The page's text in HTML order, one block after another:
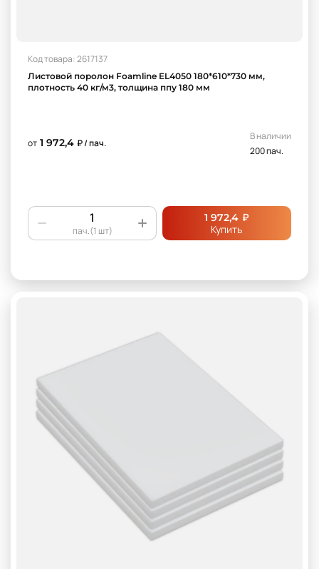
Код товара: 2617137
Листовой поролон Foamline EL4050 180*610*730 мм,
плотность 40 кг/м3, толщина ппу 180 мм
от 1 972,4 ₽ / пач.
В наличии
200 пач.
пач.(1 шт)
1 972,4 ₽
Купить